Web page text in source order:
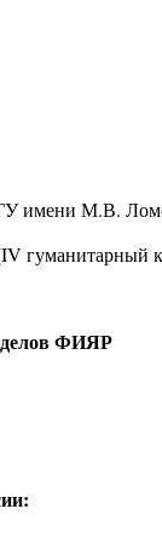
имени М.В.
гуманитарный
ФИЯР